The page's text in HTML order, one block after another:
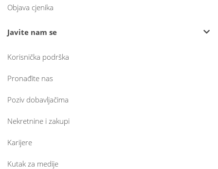
Objava cjenika
Javite nam se
Korisnička podrška
Pronađite nas
Poziv dobavljačima
Nekretnine i zakupi
Karijere
Kutak za medije